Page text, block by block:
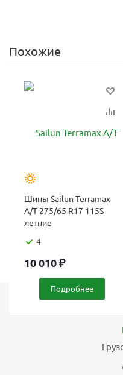
Похожие
Шины Sailun Terramax
A/T 275/65 R17 115S
летние
4
10 010₽
Подробнее